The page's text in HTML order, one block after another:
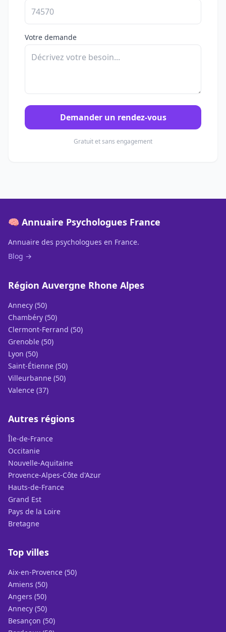
Votre demande
Demander un rendez-vous
Gratuit et sans engagement
🧠 Annuaire Psychologues France
Annuaire des psychologues en France.
Blog →
Région Auvergne Rhone Alpes
Annecy (50)
Chambéry (50)
Clermont-Ferrand (50)
Grenoble (50)
Lyon (50)
Saint-Étienne (50)
Villeurbanne (50)
Valence (37)
Autres régions
Île-de-France
Occitanie
Nouvelle-Aquitaine
Provence-Alpes-Côte d'Azur
Hauts-de-France
Grand Est
Pays de la Loire
Bretagne
Top villes
Aix-en-Provence (50)
Amiens (50)
Angers (50)
Annecy (50)
Besançon (50)